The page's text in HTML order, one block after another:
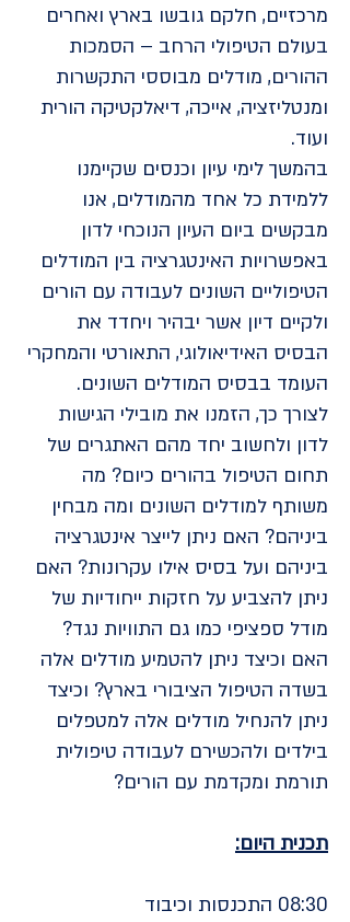
מרכזיים, חלקם גובשו בארץ ואחרים
בעולם הטיפולי הרחב – הסמכות
ההורים, מודלים מבוססי התקשרות
ומנטליזציה, אייכה, דיאלקטיקה הורית
ועוד.
בהמשך לימי עיון וכנסים שקיימנו
ללמידת כל אחד מהמודלים, אנו
מבקשים ביום העיון הנוכחי לדון
באפשרויות האינטגרציה בין המודלים
הטיפוליים השונים לעבודה עם הורים
ולקיים דיון אשר יבהיר ויחדד את
הבסיס האידיאולוגי, התאורטי והמחקרי
העומד בבסיס המודלים השונים.
לצורך כך, הזמנו את מובילי הגישות
לדון ולחשוב יחד מהם האתגרים של
תחום הטיפול בהורים כיום? מה
משותף למודלים השונים ומה מבחין
ביניהם? האם ניתן לייצר אינטגרציה
ביניהם ועל בסיס אילו עקרונות? האם
ניתן להצביע על חזקות ייחודיות של
מודל ספציפי כמו גם התוויות נגד?
האם וכיצד ניתן להטמיע מודלים אלה
בשדה הטיפול הציבורי בארץ? וכיצד
ניתן להנחיל מודלים אלה למטפלים
בילדים ולהכשירם לעבודה טיפולית
תורמת ומקדמת עם הורים?
תכנית היום:
08:30 התכנסות וכיבוד